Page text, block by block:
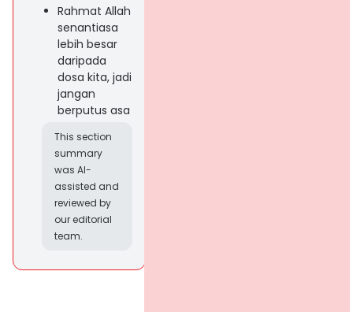
Rahmat Allah
senantiasa
lebih besar
daripada
dosa kita, jadi
jangan
berputus asa
This section
summary
was AI-
assisted and
reviewed by
our editorial
team.